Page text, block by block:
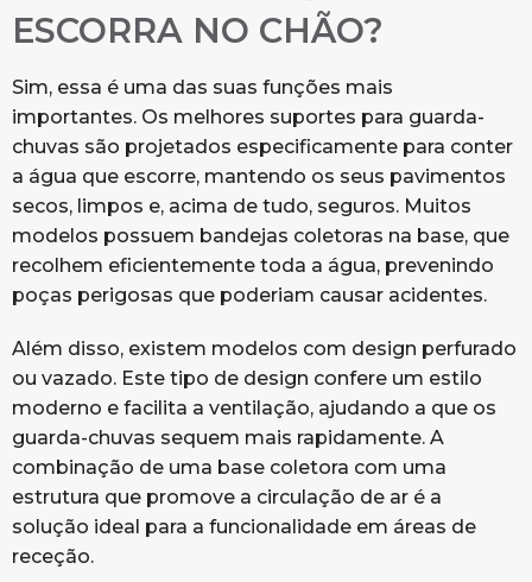
ESCORRA NO CHÃO?
Sim, essa é uma das suas funções mais
importantes. Os melhores suportes para guarda-
chuvas são projetados especificamente para conter
a água que escorre, mantendo os seus pavimentos
secos, limpos e, acima de tudo, seguros. Muitos
modelos possuem bandejas coletoras na base, que
recolhem eficientemente toda a água, prevenindo
poças perigosas que poderiam causar acidentes.
Além disso, existem modelos com design perfurado
ou vazado. Este tipo de design confere um estilo
moderno e facilita a ventilação, ajudando a que os
guarda-chuvas sequem mais rapidamente. A
combinação de uma base coletora com uma
estrutura que promove a circulação de ar é a
solução ideal para a funcionalidade em áreas de
receção.